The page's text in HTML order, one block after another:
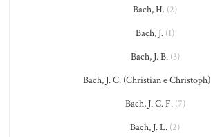
Bach, H. (2)
Bach, J. (1)
Bach, J. B.(3)
Bach, J. C. (Christian e Christoph)
Bach, J. C. F.(7)
Bach, J. L. (2)